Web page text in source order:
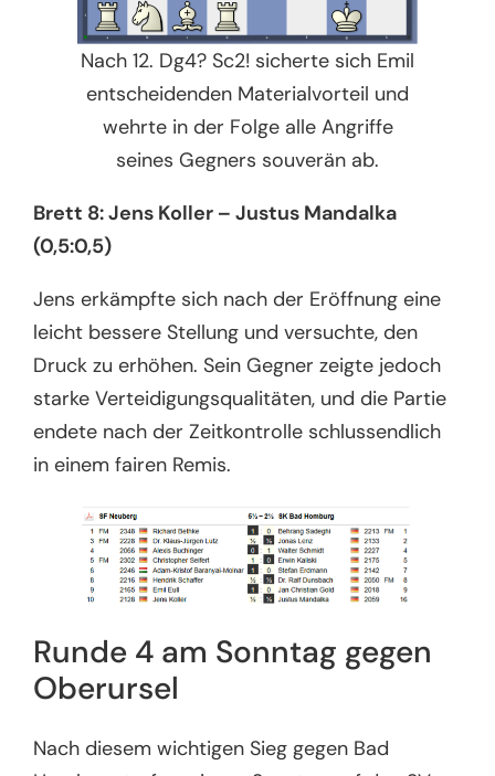
Nach 12. Dg4? Sc2! sicherte sich Emil
entscheidenden Materialvorteil und
wehrte in der Folge alle Angriffe
seines Gegners souverän ab.
Brett 8: Jens Koller – Justus Mandalka
(0,5:0,5)
Jens erkämpfte sich nach der Eröffnung eine
leicht bessere Stellung und versuchte, den
Druck zu erhöhen. Sein Gegner zeigte jedoch
starke Verteidigungsqualitäten, und die Partie
endete nach der Zeitkontrolle schlussendlich
in einem fairen Remis.
Runde 4 am Sonntag gegen
Oberursel
Nach diesem wichtigen Sieg gegen Bad